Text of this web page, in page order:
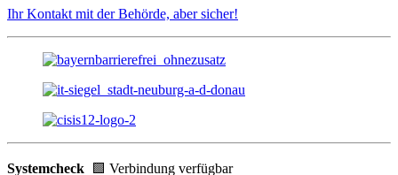
Ihr Kontakt mit der Behörde, aber sicher!
Systemcheck 🟩 Verbindung verfügbar